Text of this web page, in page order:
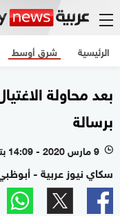
الرئيسية شرق أوسط
بعد محاولة
برسالة
l 9 مارس 2020 - 14:09 بتوقيت أبوظبي
سكاي نيوز عربية -